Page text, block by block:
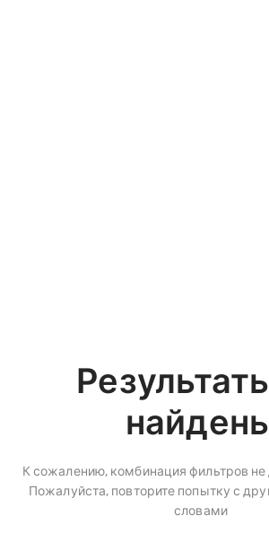
К сожалению, комбинация фильтров не
Пожалуйста, повторите попытку с
словами